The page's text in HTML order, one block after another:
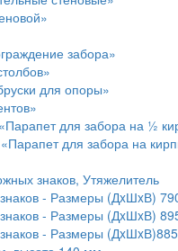
забора»
для опоры»
для забора на ½
для забора на
знаков, Утяжелитель
- Размеры (ДxШxВ)
- Размеры (ДxШxВ)
- Размеры